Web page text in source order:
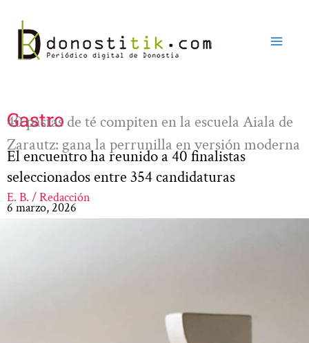
contenido
Gastro
40 pastas de té compiten en la escuela Aiala de
Zarautz: gana la perrunilla en versión moderna
El encuentro ha reunido a 40 finalistas
seleccionados entre 354 candidaturas
E. B. / Redacción
6 marzo, 2026